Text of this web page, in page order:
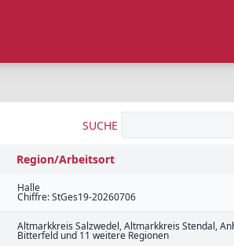
SUCHE
Region/Arbeitsort
Halle
Chiffre: StGes19-20260706
Altmarkkreis Salzwedel, Altmarkkreis Stendal,
Bitterfeld und 11 weitere Regionen